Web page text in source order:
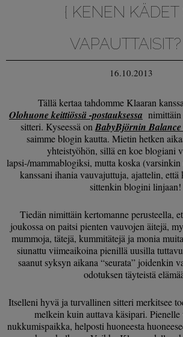
{ KENEN
VAPAUTTAISIT?
16.10.2013
Tällä kertaa tahdomme Klaaran
Olohuone keittiössä -postauksessa
sitteri. Kyseessä on BabyBjörnin
saimme blogin kautta. Mietin hetken
yhteistyöhön, sillä en koe blogiani
lapsi-/mammablogiksi, mutta koska (varsinkin
kanssani ihania vauvajuttuja, ajattelin, että
sittenkin blogini linjaan!
Tiedän nimittäin kertomanne perusteella,
joukossa on paitsi pienten vauvojen äitejä,
mummoja, tätejä, kummitätejä ja monia
siunattu viimeaikoina pienillä uusilla
saanut syksyn aikana “seurata” joidenkin
odotuksen täyteistä
Itselleni hyvä ja turvallinen sitteri merkitsee
melkein kuin auttava käsipari. Pienelle
nukkumispaikka, helposti huoneesta